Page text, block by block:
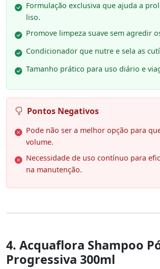
Formulação exclusiva que ajuda a
liso.
Promove limpeza suave sem agredir
Condicionador que nutre e sela as
Tamanho prático para uso diário e
Pontos Negativos
Pode não ser a melhor opção para
volume.
Necessidade de uso contínuo para
na manutenção.
4. Acquaflora Shampoo
Progressiva 300ml